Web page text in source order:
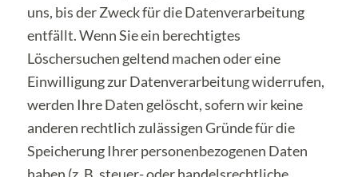
uns, bis der Zweck für die Datenverarbeitung
entfällt. Wenn Sie ein berechtigtes
Löschersuchen geltend machen oder eine
Einwilligung zur Datenverarbeitung widerrufen,
werden Ihre Daten gelöscht, sofern wir keine
anderen rechtlich zulässigen Gründe für die
Speicherung Ihrer personenbezogenen Daten